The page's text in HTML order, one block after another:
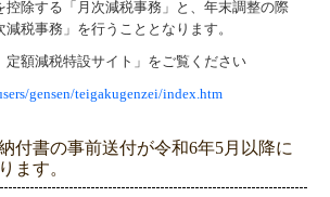
控除する「月次減税事務」と、年末調整の際
税事務」を行うこととなります。
額減税特設サイト」をご覧ください
gensen/teigakugenzei/index.htm
付書の事前送付が令和6年5月以降に
ます。